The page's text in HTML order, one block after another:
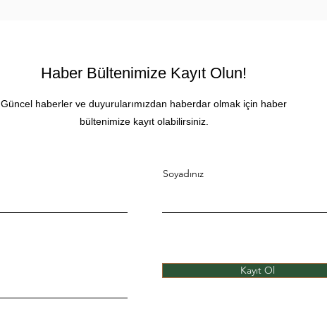
Haber Bültenimize Kayıt Olun!
Güncel haberler ve duyurularımızdan haberdar olmak için haber
bültenimize kayıt olabilirsiniz.
Soyadınız
Kayıt Ol